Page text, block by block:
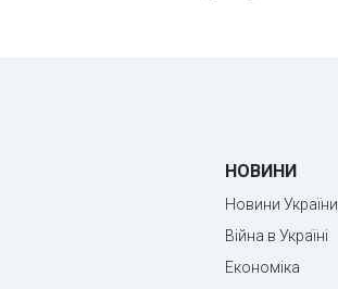
НОВИНИ
Новини України
Війна в Україні
Економіка